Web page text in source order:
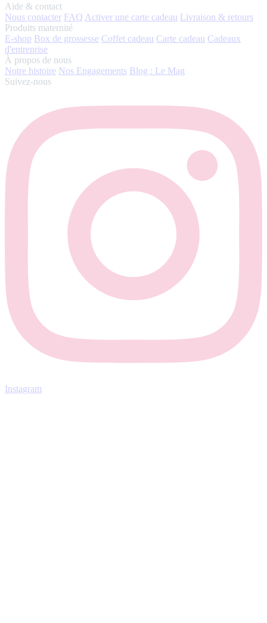
Aide & contact
Nous contacter FAQ Activer une carte cadeau Livraison & retours
Produits maternité
E-shop Box de grossesse Coffet cadeau Carte cadeau Cadeaux
d'entreprise
À propos de nous
Notre histoire Nos Engagements Blog : Le Mag
Suivez-nous
Instagram